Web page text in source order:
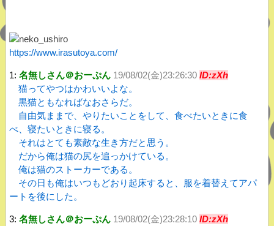
https://www.irasutoya.com/
1: 名無しさん＠おーぷん 19/08/02(金)23:26:30 ID:zXh
猫ってやつはかわいいよな。
黒猫ともなればなおさらだ。
自由気ままで、やりたいことをして、食べたいときに食
べ、寝たいときに寝る。
それはとても素敵な生き方だと思う。
だから俺は猫の尻を追っかけている。
俺は猫のストーカーである。
その日も俺はいつもどおり起床すると、服を着替えてアパ
ートを後にした。
3: 名無しさん＠おーぷん 19/08/02(金)23:28:10 ID:zXh